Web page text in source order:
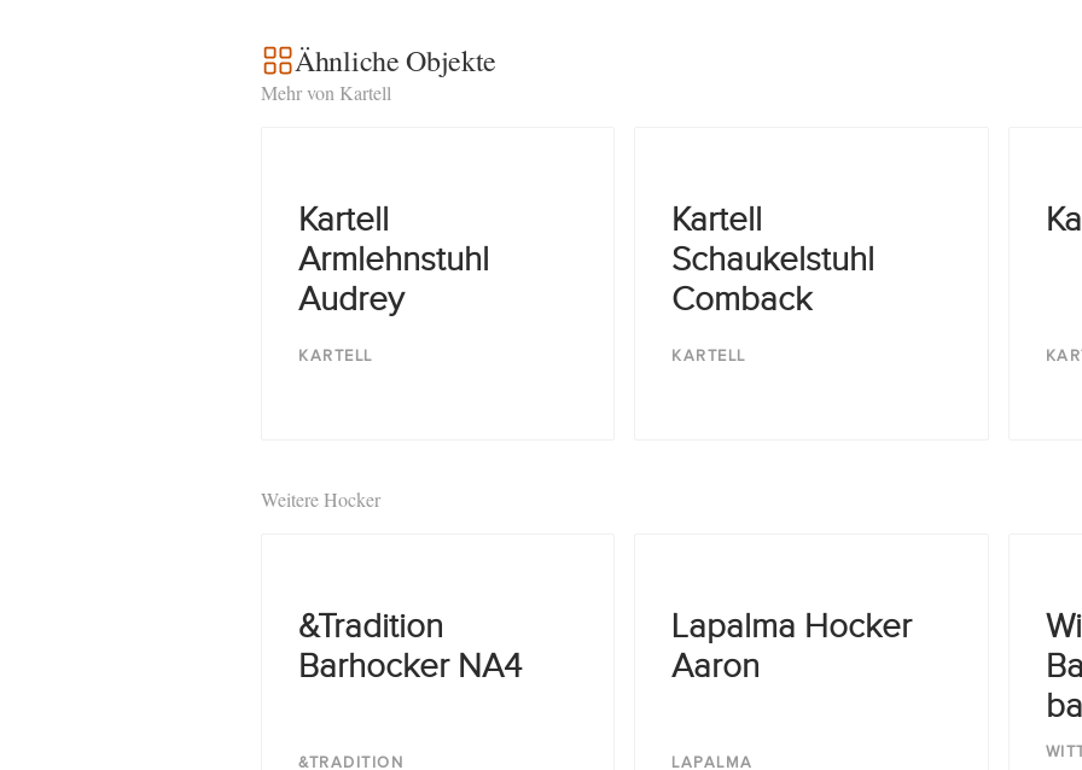
Ähnliche Objekte
Mehr von Kartell
Kartell
Armlehnstuhl
Audrey
KARTELL
Kartell
Schaukelstuhl
Comback
KARTELL
Weitere Hocker
&Tradition
Barhocker NA4
&TRADITION
Lapalma Hocker
Aaron
LAPALMA